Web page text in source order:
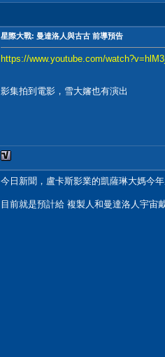
星際大戰: 曼達洛人與古古 前導預告
https://www.youtube.com/
影集拍到電影，雪大嬸也有演出
今日新聞，盧卡斯影業的凱薩琳大媽今
目前就是預計給 複製人和曼達洛人宇宙